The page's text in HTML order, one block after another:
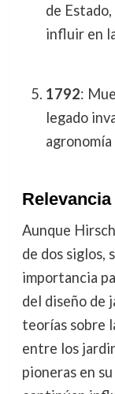
de
influir en
1792:
legado
Aunque
de dos siglos,
importancia
del diseño de
teorías sobre
entre los
pioneras en